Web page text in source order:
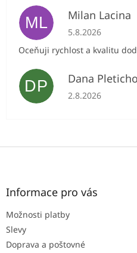
ML Milan Lacina
Hodnocení
5.8.2026
Oceňuji rychlost a kvalitu
DP Dana
Hodnocení
2.8.2026
Z
Informace pro vás
Možnosti platby
Slevy
Doprava a poštovné